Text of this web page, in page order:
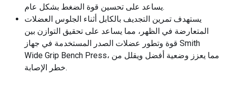
يساعد على تحسين قوة الضغط بشكل عام.
يستهدف تمرين التجديف بالكابل أثناء الجلوس العضلات
المتعارضة في الظهر، مما يساعد على تحقيق التوازن بين
قوة وتطور عضلات الصدر المستخدمة في جهاز Smith
Wide Grip Bench Press، مما يعزز وضعية أفضل ويقلل من
خطر الإصابة.